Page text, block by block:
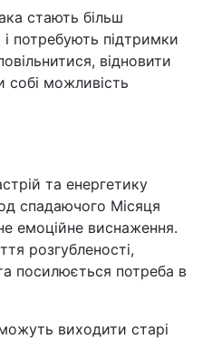
стають більш
потребують підтримки
відновити
собі можливість
та енергетику
спадаючого Місяця
емоційне виснаження.
розгубленості,
посилюється потреба в
виходити старі